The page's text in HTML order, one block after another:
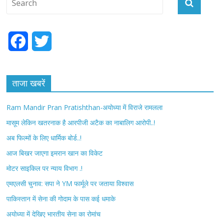
c
b
o
o
t
e
r
ताजा खबरें
Ram Mandir Pran Pratishthan-अयोध्या में विराजे रामलला
मासूम लेकिन खतरनाक है आरपीजी अटैक का नाबालिग आरोपी..!
अब फिल्मों के लिए धार्मिक बोर्ड..!
आज बिखर जाएगा इमरान खान का विकेट
मोटर साइकिल पर न्याय विभाग .!
एमएलसी चुनाव: सपा ने YM फार्मूले पर जताया विश्वास
पाकिस्तान में सेना की गोदाम के पास कई धमाके
अयोध्या में देखिए भारतीय सेना का रोमांच